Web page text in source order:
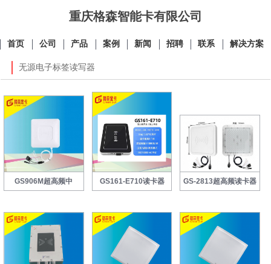
重庆格森智能卡有限公司
首页 公司 产品 案例 新闻 招聘 联系 解决方案
无源电子标签读写器
GS906M超高频中 GS161-E710读卡器 GS-2813超高频读卡器